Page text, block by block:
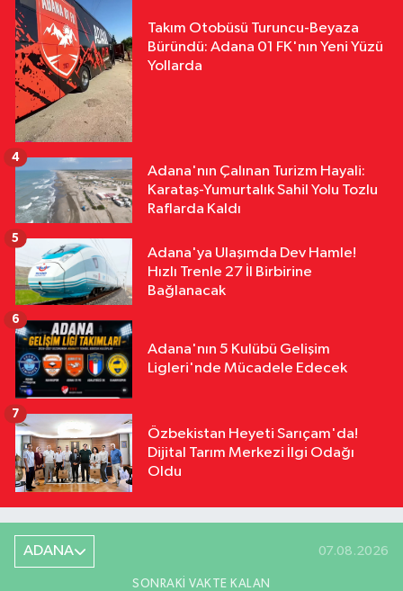
Takım Otobüsü Turuncu-Beyaza
Büründü: Adana 01 FK'nın Yeni Yüzü
Yollarda
Adana'nın Çalınan Turizm Hayali:
Karataş-Yumurtalık Sahil Yolu Tozlu
Raflarda Kaldı
4
Adana'ya Ulaşımda Dev Hamle!
Hızlı Trenle 27 İl Birbirine
Bağlanacak
5
Adana'nın 5 Kulübü Gelişim
Ligleri'nde Mücadele Edecek
6
Özbekistan Heyeti Sarıçam'da!
Dijital Tarım Merkezi İlgi Odağı
Oldu
7
ADANA 07.08.2026
SONRAKI VAKTE KALAN